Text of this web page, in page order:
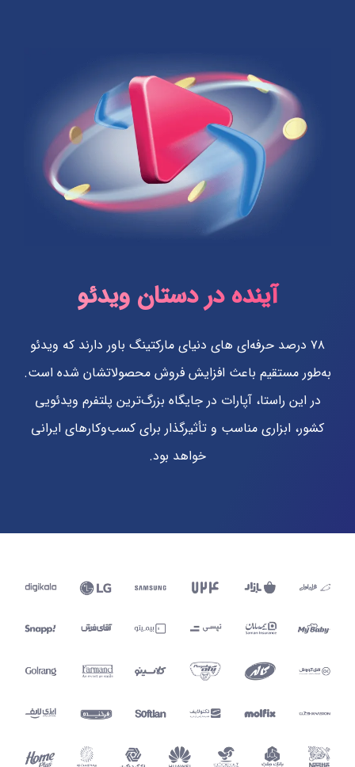
آینده در دستان ویدئو
۷۸ درصد حرفه‌ای‌ های دنیای مارکتینگ باور دارند که ویدئو
به‌طور مستقیم باعث افزایش فروش محصولاتشان شده است.
در این راستا، آپارات در جایگاه بزرگ‌ترین پلتفرم ویدئویی
کشور، ابزاری مناسب و تأثیرگذار برای کسب‌وکارهای ایرانی
خواهد بود.